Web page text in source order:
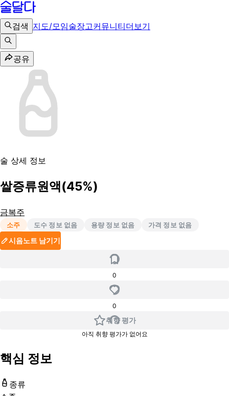
검색 지도/모임술장고커뮤니티더보기
공유
술 상세 정보
쌀증류원액(45%)
금복주
소주 도수 정보 없음 용량 정보 없음 가격 정보 없음
시음노트 남기기
0
0
취향 평가
아직 취향 평가가 없어요
핵심 정보
종류